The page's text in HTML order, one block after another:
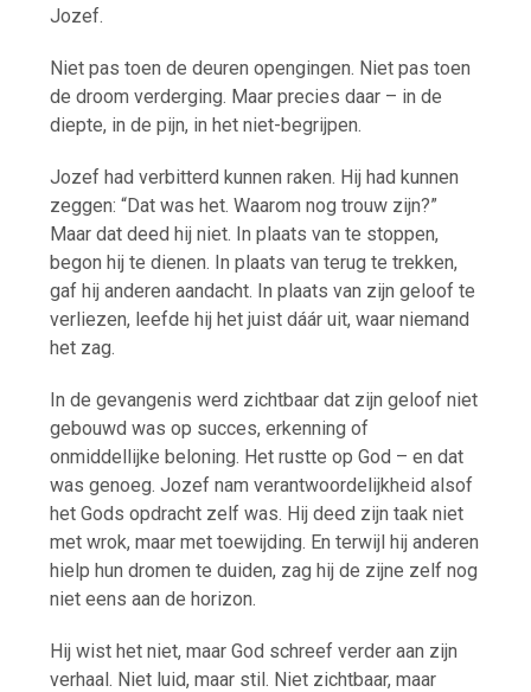
Jozef.
Niet pas toen de deuren opengingen. Niet pas toen
de droom verderging. Maar precies daar – in de
diepte, in de pijn, in het niet-begrijpen.
Jozef had verbitterd kunnen raken. Hij had kunnen
zeggen: “Dat was het. Waarom nog trouw zijn?”
Maar dat deed hij niet. In plaats van te stoppen,
begon hij te dienen. In plaats van terug te trekken,
gaf hij anderen aandacht. In plaats van zijn geloof te
verliezen, leefde hij het juist dáár uit, waar niemand
het zag.
In de gevangenis werd zichtbaar dat zijn geloof niet
gebouwd was op succes, erkenning of
onmiddellijke beloning. Het rustte op God – en dat
was genoeg. Jozef nam verantwoordelijkheid alsof
het Gods opdracht zelf was. Hij deed zijn taak niet
met wrok, maar met toewijding. En terwijl hij anderen
hielp hun dromen te duiden, zag hij de zijne zelf nog
niet eens aan de horizon.
Hij wist het niet, maar God schreef verder aan zijn
verhaal. Niet luid, maar stil. Niet zichtbaar, maar